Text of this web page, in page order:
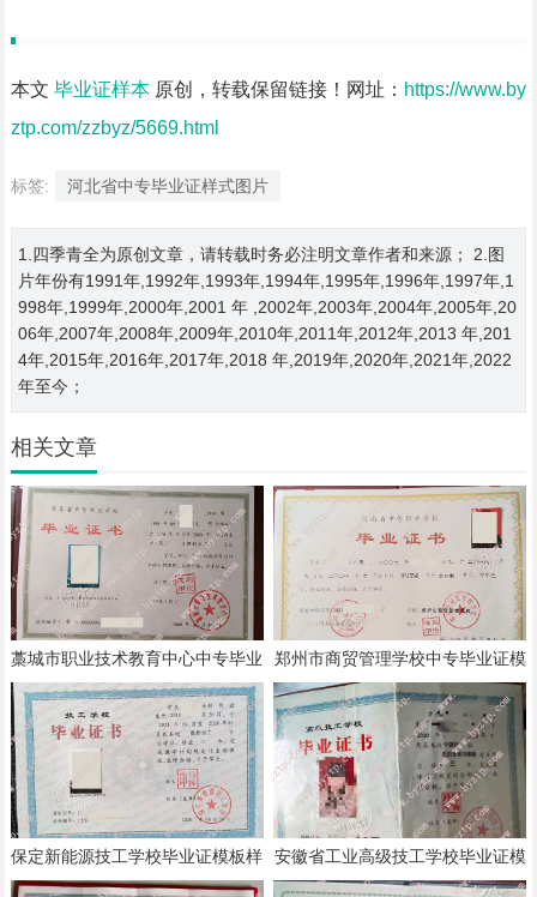
本文 毕业证样本原创，转载保留链接！网址： https://www.by
ztp.com/zzbyz/5669.html
标签: 河北省中专毕业证样式图片
1.四季青全为原创文章，请转载时务必注明文章作者和来源； 2.图
片年份有1991年,1992年,1993年,1994年,1995年,1996年,1997年,1
998年,1999年,2000年,2001 年 ,2002年,2003年,2004年,2005年,20
06年,2007年,2008年,2009年,2010年,2011年,2012年,2013 年,201
4年,2015年,2016年,2017年,2018 年,2019年,2020年,2021年,2022
年至今；
相关文章
藁城市职业技术教育中心中专毕业
证模板样本
郑州市商贸管理学校中专毕业证模
板样本
保定新能源技工学校毕业证模板样
本
安徽省工业高级技工学校毕业证模
板样本